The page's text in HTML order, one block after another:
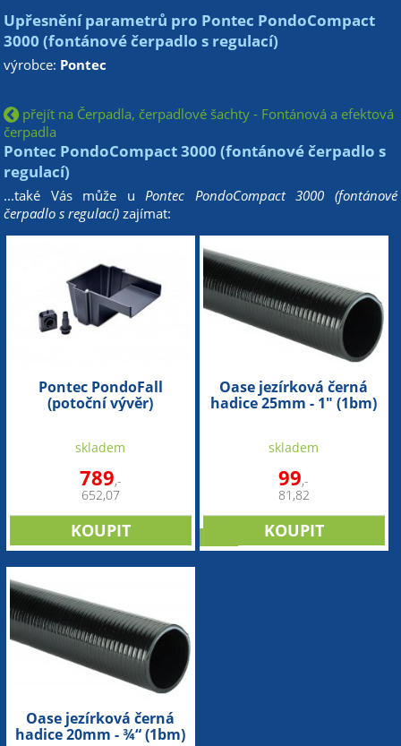
Upřesnění parametrů pro Pontec PondoCompact
3000 (fontánové čerpadlo s regulací)
výrobce: Pontec
přejít na Čerpadla, čerpadlové šachty - Fontánová a efektová
čerpadla
Pontec PondoCompact 3000 (fontánové čerpadlo s
regulací)
...také Vás může u Pontec PondoCompact 3000 (fontánové
čerpadlo s regulací) zajímat:
Pontec PondoFall
(potoční vývěr)
skladem
789,-
652,07
Oase jezírková černá
hadice 25mm - 1" (1bm)
skladem
99,-
81,82
Oase jezírková černá
hadice 20mm - ¾“ (1bm)